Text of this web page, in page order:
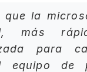
que la
más
para
equipo de